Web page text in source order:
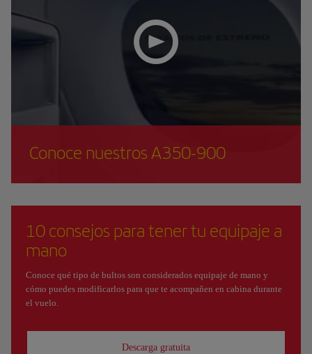
Conoce nuestros A350-900
10 consejos para tener tu equipaje a
mano
Conoce qué tipo de bultos son considerados equipaje de mano y
cómo puedes modificarlos para que te acompañen en cabina durante
el vuelo.
Descarga gratuita